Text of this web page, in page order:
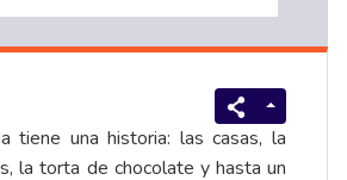
tiene una historia: las casas, la
la torta de chocolate y hasta un